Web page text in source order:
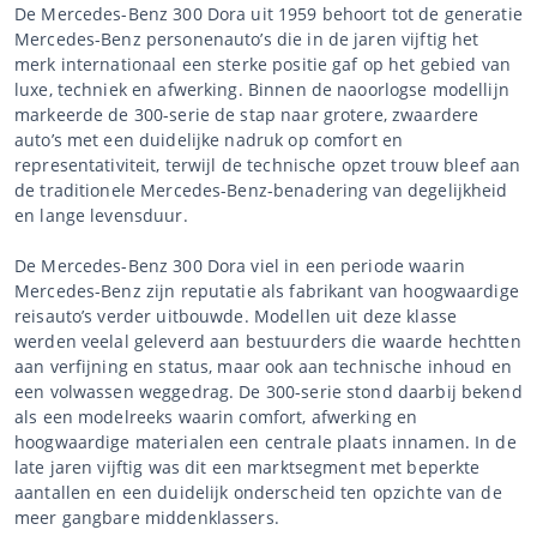
De Mercedes-Benz 300 Dora uit 1959 behoort tot de generatie
Mercedes-Benz personenauto’s die in de jaren vijftig het
merk internationaal een sterke positie gaf op het gebied van
luxe, techniek en afwerking. Binnen de naoorlogse modellijn
markeerde de 300-serie de stap naar grotere, zwaardere
auto’s met een duidelijke nadruk op comfort en
representativiteit, terwijl de technische opzet trouw bleef aan
de traditionele Mercedes-Benz-benadering van degelijkheid
en lange levensduur.
De Mercedes-Benz 300 Dora viel in een periode waarin
Mercedes-Benz zijn reputatie als fabrikant van hoogwaardige
reisauto’s verder uitbouwde. Modellen uit deze klasse
werden veelal geleverd aan bestuurders die waarde hechtten
aan verfijning en status, maar ook aan technische inhoud en
een volwassen weggedrag. De 300-serie stond daarbij bekend
als een modelreeks waarin comfort, afwerking en
hoogwaardige materialen een centrale plaats innamen. In de
late jaren vijftig was dit een marktsegment met beperkte
aantallen en een duidelijk onderscheid ten opzichte van de
meer gangbare middenklassers.